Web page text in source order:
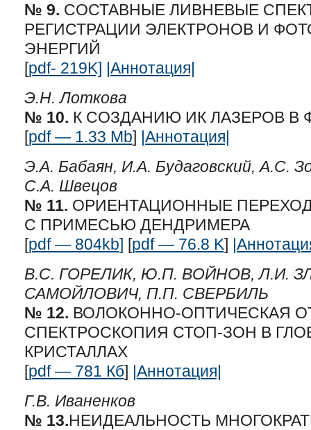
№ 9. СОСТАВНЫЕ ЛИВНЕВЫЕ
РЕГИСТРАЦИИ ЭЛЕКТРОНОВ И
ЭНЕРГИЙ
[pdf- 219K] |Аннотация|
Э.Н. Лоткова
№ 10. К СОЗДАНИЮ ИК ЛАЗЕРОВ В
[pdf — 1.33 Mb] |Аннотация|
Э.А. Бабаян, И.А. Будаговский, А.С.
С.А. Швецов
№ 11. ОРИЕНТАЦИОННЫЕ
С ПРИМЕСЬЮ ДЕНДРИМЕРА
[pdf — 804kb] [pdf — 76.8 K]
В.С. ГОРЕЛИК, Ю.П. ВОЙНОВ, Л.И.
САМОЙЛОВИЧ, П.П. СВЕРБИЛЬ
№ 12. ВОЛОКОННО-ОПТИЧЕСКАЯ
СПЕКТРОСКОПИЯ СТОП-ЗОН В
КРИСТАЛЛАХ
[pdf — 781 Кб] |Аннотация|
Г.В. Иваненков
№ 13.НЕИДЕАЛЬНОСТЬ